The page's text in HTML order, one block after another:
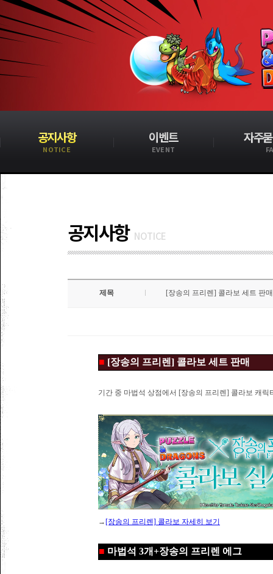
공지사항
NOTICE
이벤트
EVENT
자주
공지사항 NOTICE
제목 [장송의 프리렌] 콜라보 세트 판매